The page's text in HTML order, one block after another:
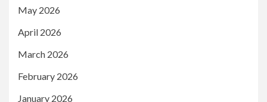
May 2026
April 2026
March 2026
February 2026
January 2026